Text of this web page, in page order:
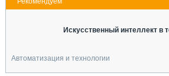
Искусственный интеллект в
Автоматизация и технологии